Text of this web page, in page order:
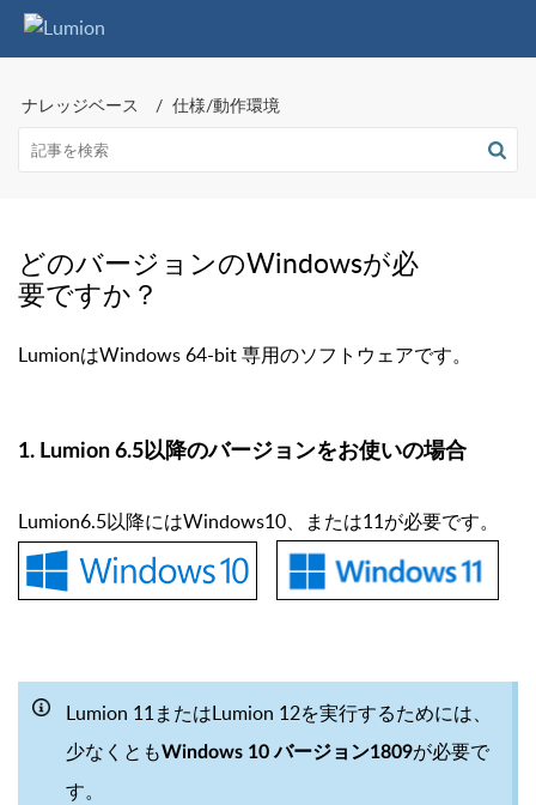
ナレッジベース 仕様/動作環境
どのバージョンのWindowsが必
要ですか？
LumionはWindows 64-bit 専用のソフトウェアです。
1. Lumion 6.5以降のバージョンをお使いの場合
Lumion6.5以降にはWindows10、または11が必要です。
Lumion 11またはLumion 12を実行するためには、
少なくともWindows 10 バージョン1809が必要で
す。